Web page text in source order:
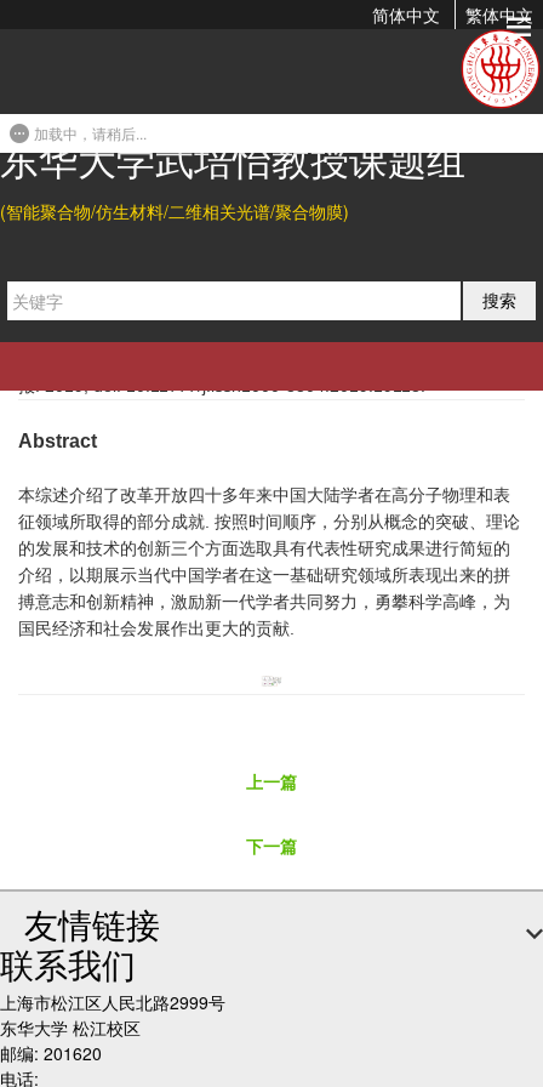
简体中文 繁体中文
东华大学武培怡教授课题组
(智能聚合物/仿生材料/二维相关光谱/聚合物膜)
搜索
2019-08-12 20:26
江明, 李宝会, 李良彬, 李林, 李卫华, 林嘉平, 吕中元, 门永锋, 沈志豪,
孙平川, 童真, 王笃金, 武培怡, 谢续明, 徐坚, 徐志康, 薛奇, 闫寿科,
Abstract
本综述介绍了改革开放四十多年来中国大陆学者在高分子物理和表
征领域所取得的部分成就. 按照时间顺序，分别从概念的突破、理论
的发展和技术的创新三个方面选取具有代表性研究成果进行简短的
介绍，以期展示当代中国学者在这一基础研究领域所表现出来的拼
搏意志和创新精神，激励新一代学者共同努力，勇攀科学高峰，为
国民经济和社会发展作出更大的贡献.
上一篇
下一篇
友情链接
联系我们
上海市松江区人民北路2999号
东华大学 松江校区
邮编: 201620
电话:
加载中，请稍后...